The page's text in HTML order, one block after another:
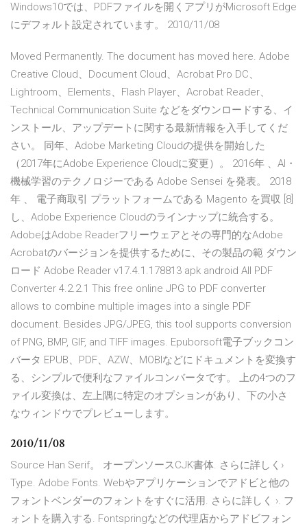
Windows10では、PDFファイルを開くアプリがMicrosoft Edge
にデフォルト設定されています。 2010/11/08
Moved Permanently. The document has moved here. Adobe
Creative Cloud、Document Cloud、Acrobat Pro DC、
Lightroom、Elements、Flash Player、Acrobat Reader、
Technical Communication Suite などをダウンロードする、イ
ンストール、アップデートに関する最新情報を入手してくだ
さい。 同年、Adobe Marketing Cloudの提供を開始した
（2017年にAdobe Experience Cloudに変更）。 2016年 、AI・
機械学習のテクノロジーである Adobe Sensei を発表。 2018
年 、 電子商取引 プラットフォームである Magento を買収 [8]
し、Adobe Experience Cloudのラインナップに統合する。
AdobeはAdobe Readerフリーウェアとその専門的なAdobe
Acrobatのバージョンを提供するために、その製品の範 ダウン
ロード Adobe Reader v17.4.1.178813 apk android All PDF
Converter 4.2.2.1 This free online JPG to PDF converter
allows to combine multiple images into a single PDF
document. Besides JPG/JPEG, this tool supports conversion
of PNG, BMP, GIF, and TIFF images. Epuborsoft電子ブックコン
バータ EPUB、PDF、AZW、MOBIなどにドキュメントを変換す
る、シンプルで便利なファイルコンバータです。 上の4つのフ
ァイル変換は、左上隅に特定のオプションがあり、下の小さ
なウィンドウでプレビューします。
2010/11/08
Source Han Serif。 オープンソースCJK書体. さらに詳しく›
Type. Adobe Fonts. Webやアプリケーションでアドビと他の
フォントベンダーのフォントをすぐに活用. さらに詳しく ›. フ
ォントを購入する. Fontspringなどの代理店からアドビフォン